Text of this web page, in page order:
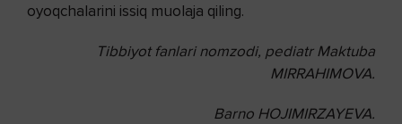
oyoqchalarini issiq muolaja qiling.
Tibbiyot fanlari nomzodi, pediatr Maktuba
MIRRAHIMOVA.
Barno HOJIMIRZAYEVA.